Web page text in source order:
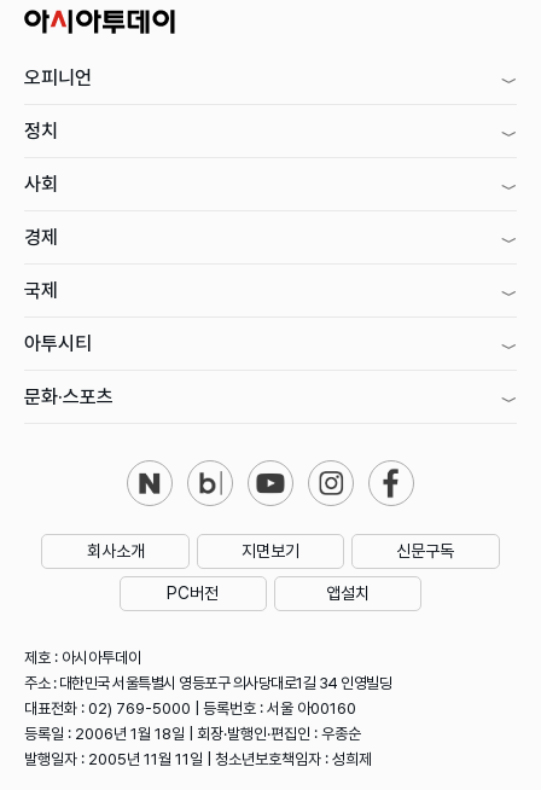
오피니언
정치
사회
경제
국제
아투시티
문화·스포츠
회사소개 지면보기 신문구독
PC버전 앱설치
제호 : 아시아투데이
주소 : 대한민국 서울특별시 영등포구 의사당대로1길 34 인영빌딩
대표전화 : 02) 769-5000 | 등록번호 : 서울 아00160
등록일 : 2006년 1월 18일 | 회장·발행인·편집인 : 우종순
발행일자 : 2005년 11월 11일 | 청소년보호책임자 : 성희제